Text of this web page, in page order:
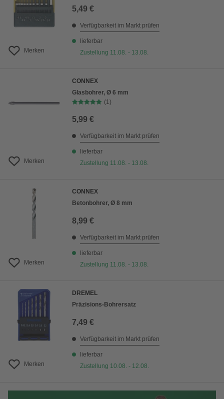
Merken
5,49 €
Verfügbarkeit im Markt prüfen
lieferbar
Zustellung 11.08. - 13.08.
Merken
CONNEX
Glasbohrer, Ø 6 mm
(1)
5,99 €
Verfügbarkeit im Markt prüfen
lieferbar
Zustellung 11.08. - 13.08.
Merken
CONNEX
Betonbohrer, Ø 8 mm
8,99 €
Verfügbarkeit im Markt prüfen
lieferbar
Zustellung 11.08. - 13.08.
Merken
DREMEL
Präzisions-Bohrersatz
7,49 €
Verfügbarkeit im Markt prüfen
lieferbar
Zustellung 10.08. - 12.08.